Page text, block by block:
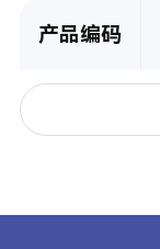
产品编码